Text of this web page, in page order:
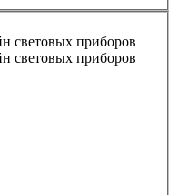
световых приборов
световых приборов